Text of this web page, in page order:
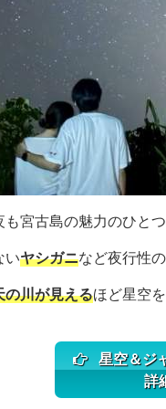
宮古島の魅力のひとつ
いヤシガニなど夜行性
の川が見えるほど星空
星空＆ジ
詳